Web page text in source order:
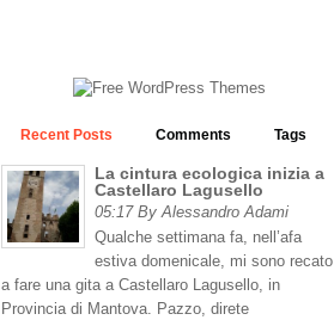
Recent Posts Comments Tags
La cintura ecologica inizia a
Castellaro Lagusello
05:17 By Alessandro Adami
Qualche settimana fa, nell’afa
estiva domenicale, mi sono recato
a fare una gita a Castellaro Lagusello, in
Provincia di Mantova. Pazzo, direte